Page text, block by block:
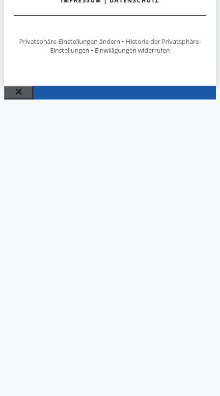
Privatsphäre-Einstellungen ändern • Historie der Privatsphäre-
Einstellungen • Einwilligungen widerrufen
Schließen